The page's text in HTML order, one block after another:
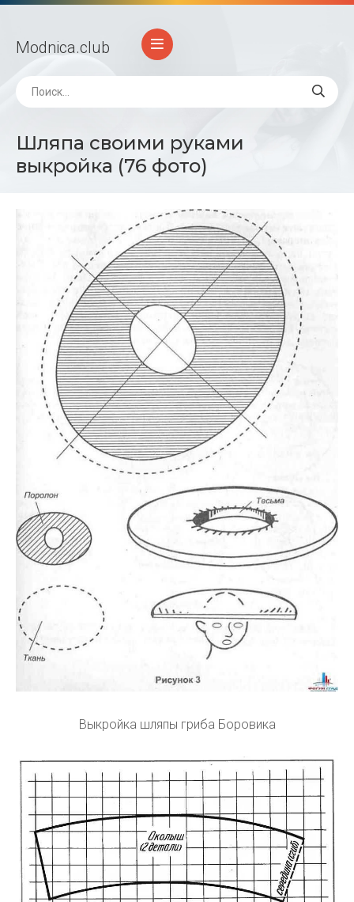
Modnica.club
Шляпа своими руками
выкройка (76 фото)
Выкройка шляпы гриба Боровика